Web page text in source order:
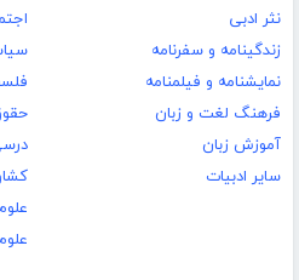
نثر ادبی
زندگینامه و سفرنامه
نمایشنامه و فیلمنامه
فرهنگ لغت و زبان
آموزش زبان
سایر ادبیات